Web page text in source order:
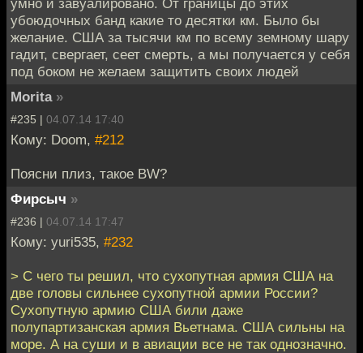
убоюдочных банд какие то десятки км. Было бы
желание. США за тысячи км по всему земному шару
гадит, свергает, сеет смерть, а мы получается у себя
под боком не желаем защитить своих людей
Morita »
#235 | 04.07.14 17:40
Кому: Doom, #212
Поясни плиз, такое BW?
Фирсыч »
#236 | 04.07.14 17:47
Кому: yuri535, #232
> С чего ты решил, что сухопутная армия США на
две головы сильнее сухопутной армии России?
Сухопутную армию США били даже
полупартизанская армия Вьетнама. США сильны на
море. А на суши и в авиации все не так однозначно.